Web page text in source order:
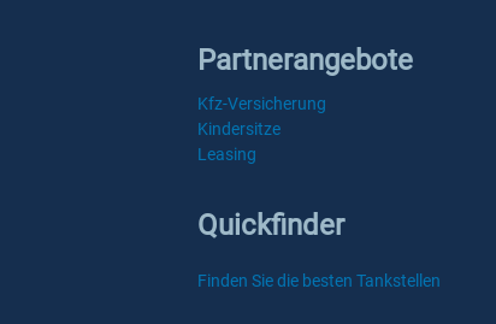
Partnerangebote
Kfz-Versicherung
Kindersitze
Leasing
Quickfinder
Finden Sie die besten Tankstellen